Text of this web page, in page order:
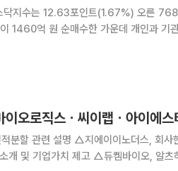
닥지수는 12.63포인트(1.67%) 오른
1460억 원 순매수한 가운데 개인과
원을 기록했다
오로직스ㆍ씨이랩ㆍ아이에스
, 회사현황 소개 및 투자자 이해증진 △
바이오, 알츠하이머성 치매 세미나 △씨큐브,